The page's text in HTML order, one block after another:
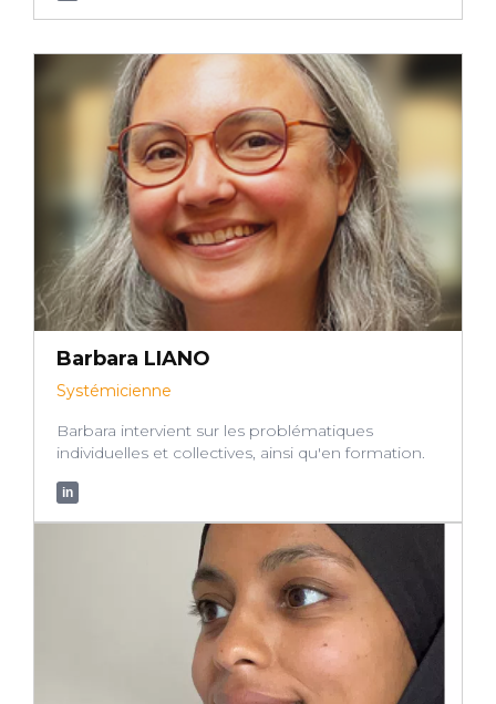
Barbara LIANO
Systémicienne
Barbara intervient sur les problématiques
individuelles et collectives, ainsi qu'en formation.
in